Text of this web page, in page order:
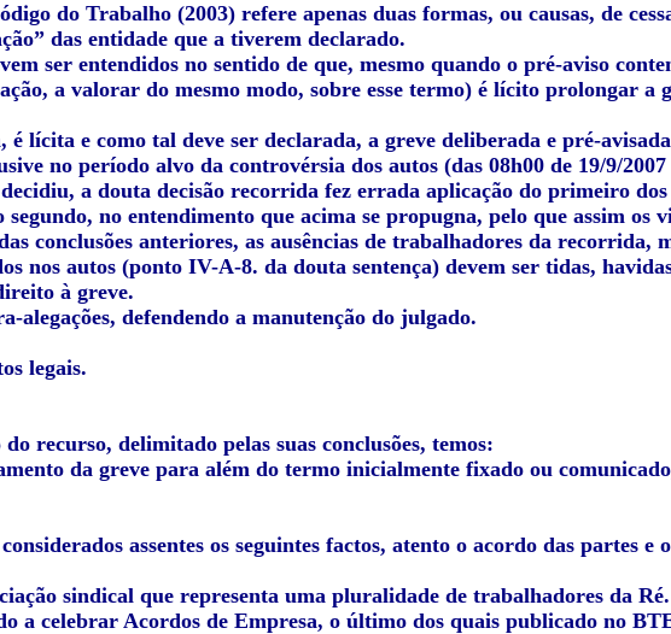
do Trabalho (2003) refere apenas duas formas, ou causas, de
das entidade que a tiverem declarado.
ser entendidos no sentido de que, mesmo quando o pré-aviso
a valorar do mesmo modo, sobre esse termo) é lícito prolongar a
é lícita e como tal deve ser declarada, a greve deliberada e pré-
no período alvo da controvérsia dos autos (das 08h00 de 19/9/2007
a douta decisão recorrida fez errada aplicação do primeiro
segundo, no entendimento que acima se propugna, pelo que assim os
conclusões anteriores, as ausências de trabalhadores da recorrida,
nos autos (ponto IV-A-8. da douta sentença) devem ser tidas,
à greve.
alegações, defendendo a manutenção do julgado.
legais.
recurso, delimitado pelas suas conclusões, temos:
da greve para além do termo inicialmente fixado ou
assentes os seguintes factos, atento o acordo das partes e
sindical que representa uma pluralidade de trabalhadores da Ré.
a celebrar Acordos de Empresa, o último dos quais publicado no